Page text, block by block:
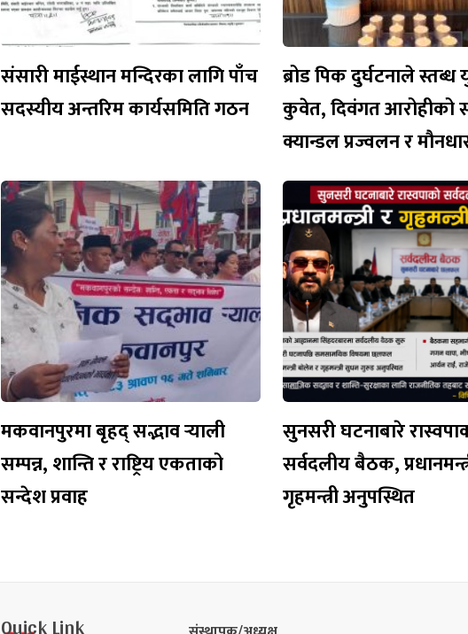
संसारी माईस्थान मन्दिरका लागि पाँच
सदस्यीय अन्तरिम कार्यसमिति गठन
ब्रोड पिक दुर्घटनाले स्तब्ध
कुवेत, दिवंगत आरोहीको
क्यान्डल प्रज्वलन र
मकवानपुरमा बृहद् सद्भाव र्‍याली
सम्पन्न, शान्ति र राष्ट्रिय एकताको
सन्देश प्रवाह
सुनसरी घटनाबारे
सर्वदलीय बैठक,
गृहमन्त्री अनुपस्थित
Quick Link